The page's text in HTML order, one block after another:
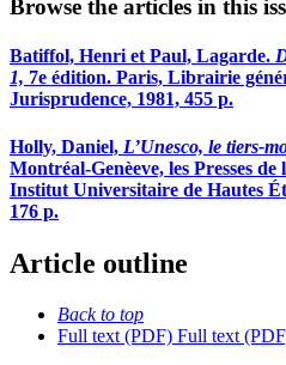
Browse the articles in this
Batiffol, Henri et Paul, Lagarde.
1, 7e édition. Paris, Librairie
Jurisprudence, 1981, 455 p.
Holly, Daniel, L’Unesco, le tiers-
Montréal-Genèeve, les Presses
Institut Universitaire de Hautes
176 p.
Article outline
Back to top
Full text (PDF) Full text